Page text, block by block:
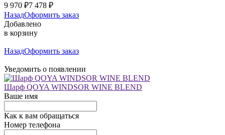
9 970 ₽7 478 ₽
НазадОформить заказ
Добавлено
в корзину
НазадОформить заказ
Уведомить о появлении
Шарф QOYA WINDSOR WINE BLEND
Ваше имя
Как к вам обращаться
Номер телефона